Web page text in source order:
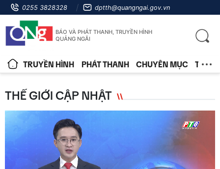
0255 3828328 dptth@quangngai.gov.vn
BÁO VÀ PHÁT THANH, TRUYỀN HÌNH
QUẢNG NGÃI
TRUYỀN HÌNH PHÁT THANH CHUYÊN MỤC TIN
THẾ GIỚI CẬP NHẬT